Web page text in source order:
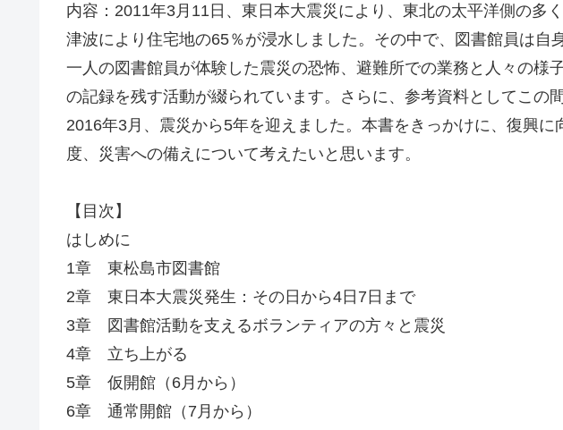
内容：2011年3月11日、東日本大震災により、東北の太平洋側の多
津波により住宅地の65％が浸水しました。その中で、図書館員は自
一人の図書館員が体験した震災の恐怖、避難所での業務と人々の
の記録を残す活動が綴られています。さらに、参考資料としてこの
2016年3月、震災から5年を迎えました。本書をきっかけに、復興
度、災害への備えについて考えたいと思います。
【目次】
はしめに
1章 東松島市図書館
2章 東日本大震災発生：その日から4日7日まで
3章 図書館活動を支えるボランティアの方々と震災
4章 立ち上がる
5章 仮開館（6月から）
6章 通常開館（7月から）